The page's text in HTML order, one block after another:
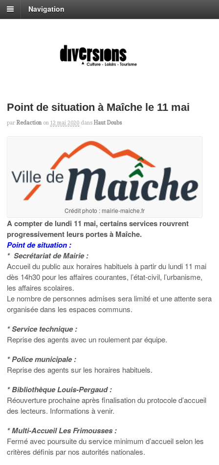
Navigation
Point de situation à Maîche le 11 mai
par Redaction on 12 mai 2020 dans Haut Doubs
Crédit photo : mairie-maiche.fr
A compter de lundi 11 mai, certains services rouvrent
progressivement leurs portes à Maîche.
Point de situation :
* Secrétariat de Mairie :
Accueil du public aux horaires habituels à partir du lundi 11 mai
dès 14h30 pour les affaires courantes, l’état-civil, l’urbanisme,
les affaires scolaires.
Le nombre de personnes admises sera limité et une attente sera
organisée dans les espaces communs.
* Service technique :
Reprise des agents avec un roulement par équipe.
* Police municipale :
Reprise des agents sur les horaires habituels.
* Bibliothèque Louis-Pergaud :
Réouverture prochaine après finalisation du protocole d’accueil
des lecteurs. Informations à venir.
* Multi-Accueil Les Frimousses :
Fermé avec poursuite du service minimum d’accueil selon les
critères définis par nos autorités nationales.